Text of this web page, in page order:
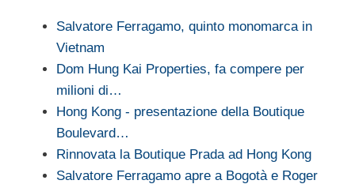
Salvatore Ferragamo, quinto monomarca in
Vietnam
Dom Hung Kai Properties, fa compere per
milioni di…
Hong Kong - presentazione della Boutique
Boulevard…
Rinnovata la Boutique Prada ad Hong Kong
Salvatore Ferragamo apre a Bogotà e Roger